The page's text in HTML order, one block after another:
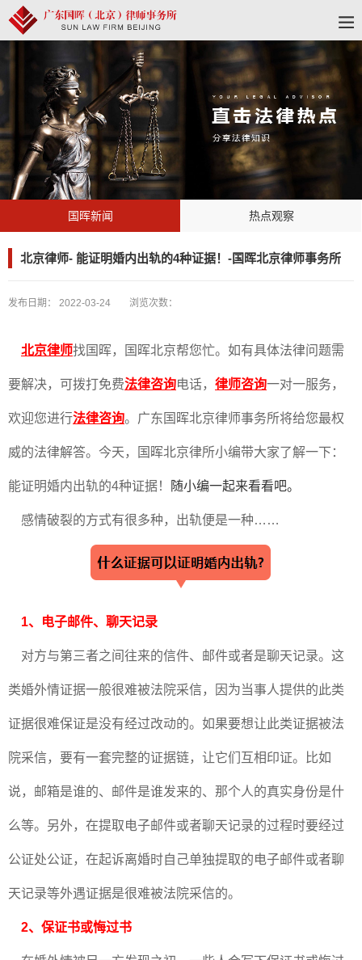
国晖新闻 热点观察
北京律师- 能证明婚内出轨的4种证据！-国晖北京律师事务所
发布日期： 2022-03-24 浏览次数：
北京律师找国晖，国晖北京帮您忙。如有具体法律问题需
要解决，可拨打免费法律咨询电话， 律师咨询一对一服务，
欢迎您进行法律咨询。广东国晖北京律师事务所将给您最权
威的法律解答。今天，国晖北京律所小编带大家了解一下：
能证明婚内出轨的4种证据！ 随小编一起来看看吧。
感情破裂的方式有很多种，出轨便是一种……
1、电子邮件、聊天记录
对方与第三者之间往来的信件、邮件或者是聊天记录。这
类婚外情证据一般很难被法院采信，因为当事人提供的此类
证据很难保证是没有经过改动的。如果要想让此类证据被法
院采信，要有一套完整的证据链，让它们互相印证。比如
说，邮箱是谁的、邮件是谁发来的、那个人的真实身份是什
么等。另外，在提取电子邮件或者聊天记录的过程时要经过
公证处公证，在起诉离婚时自己单独提取的电子邮件或者聊
天记录等外遇证据是很难被法院采信的。
2、保证书或悔过书